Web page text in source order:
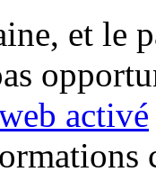
et le
activé